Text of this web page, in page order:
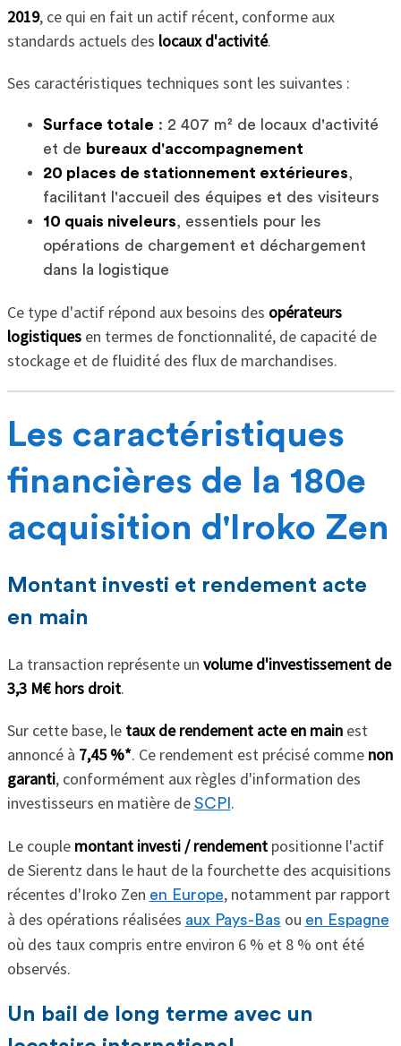
2019, ce qui en fait un actif récent, conforme aux
standards actuels des locaux d'activité.
Ses caractéristiques techniques sont les suivantes :
Surface totale : 2 407 m² de locaux d'activité
et de bureaux d'accompagnement
20 places de stationnement extérieures,
facilitant l'accueil des équipes et des visiteurs
10 quais niveleurs, essentiels pour les
opérations de chargement et déchargement
dans la logistique
Ce type d'actif répond aux besoins des opérateurs
logistiquesen termes de fonctionnalité, de capacité de
stockage et de fluidité des flux de marchandises.
Les caractéristiques
financières de la 180e
acquisition d'Iroko Zen
Montant investi et rendement acte
en main
La transaction représente un volume d'investissement de
3,3 M€ hors droit.
Sur cette base, le taux de rendement acte en mainest
annoncé à 7,45 %*. Ce rendement est précisé comme non
garanti, conformément aux règles d'information des
investisseurs en matière de SCPI .
Le couple montant investi / rendementpositionne l'actif
de Sierentz dans le haut de la fourchette des acquisitions
récentes d'Iroko Zen en Europe, notamment par rapport
à des opérations réalisées aux Pays-Bas ou en Espagne
où des taux compris entre environ 6 % et 8 % ont été
observés.
Un bail de long terme avec un